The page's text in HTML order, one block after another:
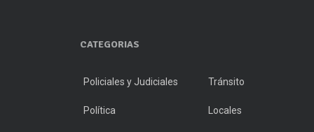
CATEGORIAS
Policiales y Judiciales Tránsito
Política Locales